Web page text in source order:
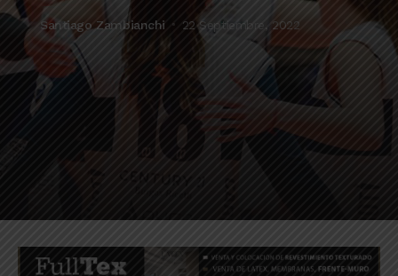
Santiago Zambianchi 22 Septiembre, 2022